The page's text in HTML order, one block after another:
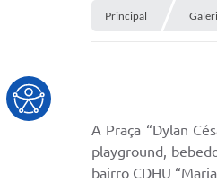
Principal
A Praça “Dylan
playground,
bairro CDHU